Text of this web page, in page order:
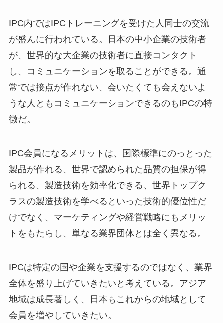
IPC内ではIPCトレーニングを受けた人同士の交流
が盛んに行われている。日本の中小企業の技術者
が、世界的な大企業の技術者に直接コンタクト
し、コミュニケーションを取ることができる。通
常では接点が作れない、会いたくても会えないよ
うな人ともコミュニケーションできるのもIPCの特
徴だ。
IPC会員になるメリットは、国際標準にのっとった
製品が作れる、世界で認められた品質の担保が得
られる、製造技術を効率化できる、世界トップク
ラスの製造技術を学べるといった技術的優位性だ
けでなく、マーケティングや経営戦略にもメリッ
トをもたらし、単なる業界団体とは全く異なる。
IPCは特定の国や企業を支援するのではなく、業界
全体を盛り上げていきたいと考えている。アジア
地域は成長著しく、日本もこれからの地域として
会員を増やしていきたい。